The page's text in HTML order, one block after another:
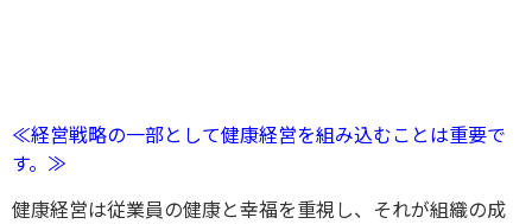
≪経営戦略の一部として健康経営を組み込むことは重要で
す。≫
健康経営は従業員の健康と幸福を重視し、それが組織の成